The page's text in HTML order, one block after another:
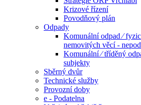
Krizové řízení
Povodňový plán
Odpady
Komunální odpad ⁄
nemovitých věcí -
Komunální ⁄ tříděný
subjekty
Sběrný dvůr
Technické služby
Provozní doby
e - Podatelna